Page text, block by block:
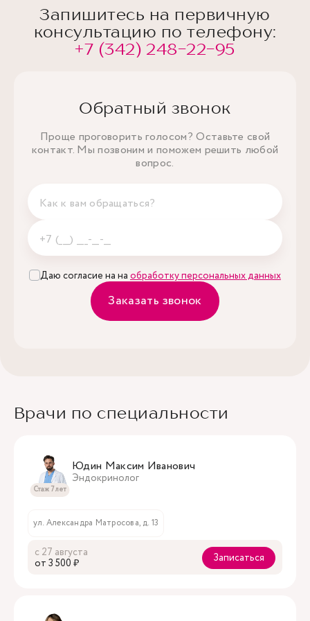
Запишитесь на первичную
консультацию по телефону:
+7 (342) 248-22-95
Обратный звонок
Проще проговорить голосом? Оставьте свой
контакт. Мы позвоним и поможем решить любой
вопрос.
Даю согласие на на обработку персональных данных
Заказать звонок
Врачи по специальности
Стаж 7 лет
Юдин Максим Иванович
Эндокринолог
ул. Александра Матросова, д. 13
с 27 августа
oт 3 500 ₽
Записаться